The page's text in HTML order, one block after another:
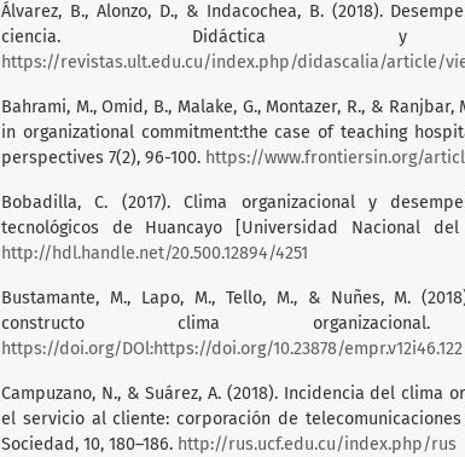
Álvarez, B., Alonzo, D., & Indacochea, B. (2018).
ciencia. Didáctica y
https://revistas.ult.edu.cu/index.php/didascalia/article/
Bahrami, M., Omid, B., Malake, G., Montazer, R., &
in organizational commitment:the case of teaching
perspectives 7(2), 96-100. https://www.frontiersin.org/
Bobadilla, C. (2017). Clima organizacional y
tecnológicos de Huancayo [Universidad Nacional
http://hdl.handle.net/20.500.12894/4251
Bustamante, M., Lapo, M., Tello, M., & Nuñes, M.
constructo clima
https://doi.org/DOl:https://doi.org/10.23878/empr.v12i46.122
Campuzano, N., & Suárez, A. (2018). Incidencia del clima
el servicio al cliente: corporación de
Sociedad, 10, 180–186. http://rus.ucf.edu.cu/index.php/rus